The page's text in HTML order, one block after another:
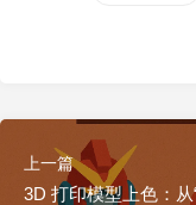
上一篇
3D 打印模型上色：从